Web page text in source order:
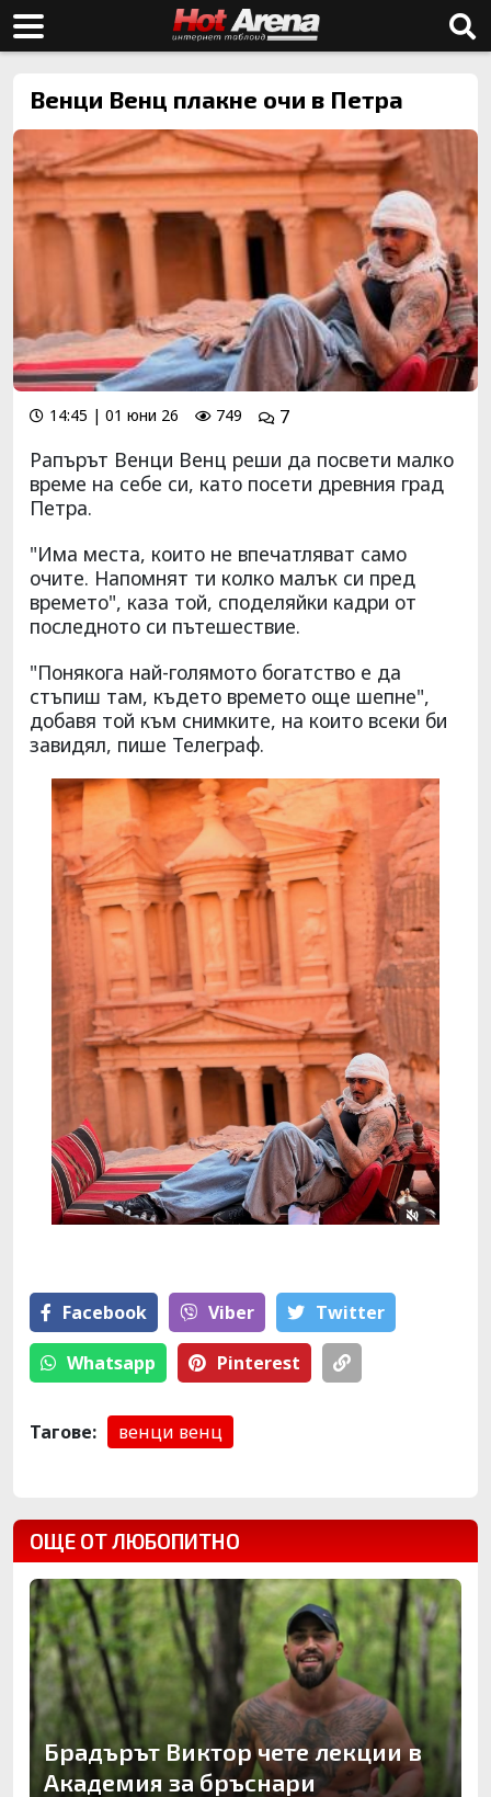
Венци Венц плакне очи в Петра
14:45 | 01 юни 26 749 7
Рапърът Венци Венц реши да посвети малко
време на себе си, като посети древния град
Петра.
"Има места, които не впечатляват само
очите. Напомнят ти колко малък си пред
времето", каза той, споделяйки кадри от
последното си пътешествие.
"Понякога най-голямото богатство е да
стъпиш там, където времето още шепне",
добавя той към снимките, на които всеки би
завидял, пише Телеграф.
Facebook Viber Тwitter
Whatsapp Pinterest
Тагове: венци венц
ОЩЕ ОТ ЛЮБОПИТНО
Брадърът Виктор чете лекции в
Академия за бръснари